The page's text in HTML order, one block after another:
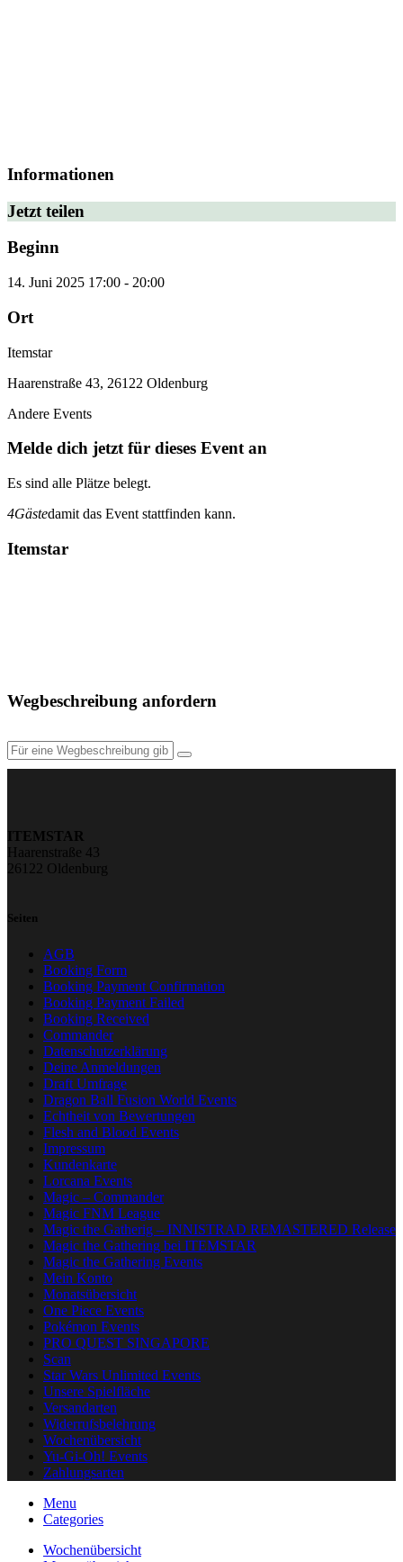
Informationen
Jetzt teilen
Beginn
14. Juni 2025 17:00 - 20:00
Ort
Itemstar
Haarenstraße 43, 26122 Oldenburg
Andere Events
Melde dich jetzt für dieses Event an
Es sind alle Plätze belegt.
4Gästedamit das Event stattfinden kann.
Itemstar
Wegbeschreibung anfordern
ITEMSTAR
Haarenstraße 43
26122 Oldenburg
Seiten
AGB
Booking Form
Booking Payment Confirmation
Booking Payment Failed
Booking Received
Commander
Datenschutzerklärung
Deine Anmeldungen
Draft Umfrage
Dragon Ball Fusion World Events
Echtheit von Bewertungen
Flesh and Blood Events
Impressum
Kundenkarte
Lorcana Events
Magic – Commander
Magic FNM League
Magic the Gatherig – INNISTRAD REMASTERED Release
Magic the Gathering bei ITEMSTAR
Magic the Gathering Events
Mein Konto
Monatsübersicht
One Piece Events
Pokémon Events
PRO QUEST SINGAPORE
Scan
Star Wars Unlimited Events
Unsere Spielfläche
Versandarten
Widerrufsbelehrung
Wochenübersicht
Yu-Gi-Oh! Events
Zahlungsarten
Menu
Categories
Wochenübersicht